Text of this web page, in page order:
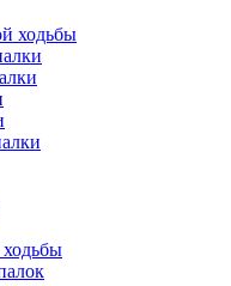
ходьбы